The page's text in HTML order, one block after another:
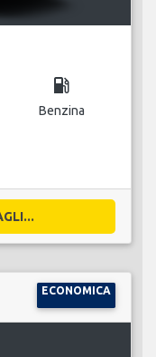
local_gas_station
Benzina
ECONOMICA